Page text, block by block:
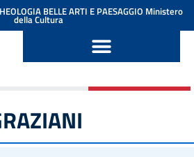
BELLE ARTI E PAESAGGIO Ministero
della Cultura